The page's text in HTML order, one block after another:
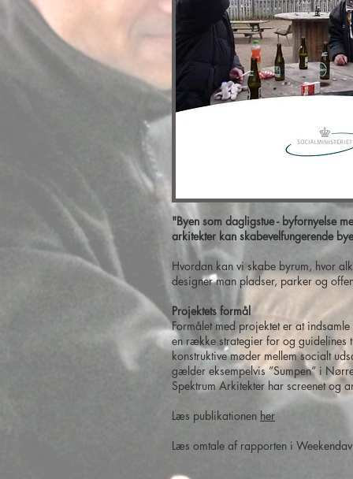
"Byen som dagligstue - byfornyelse
arkitekter kan skabevelfungerende
Hvordan kan vi skabe byrum, hvor
designer man pladser, parker og
Projektets formål
Formålet med projektet er at
en række strategier for og guidelines
konstruktive møder mellem socialt
gælder eksempelvis ”Sumpen” i
Spektrum Arkitekter har screenet og
Læs publikationen her
Læs omtale af rapporten i